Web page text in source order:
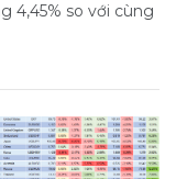
4,45% so với cùng